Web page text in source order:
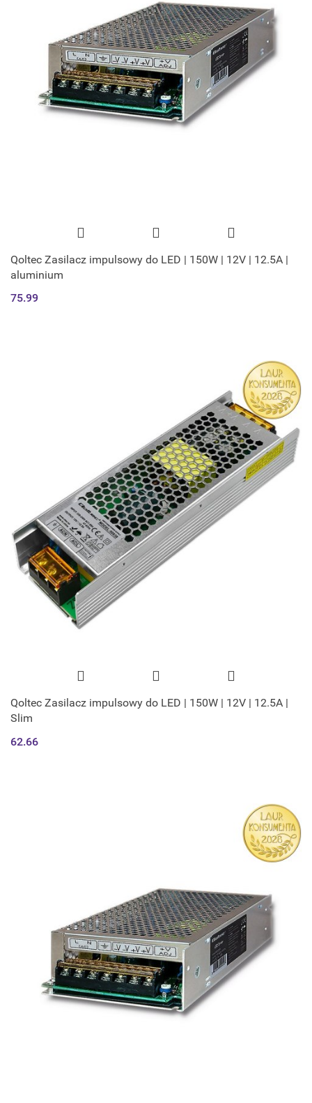
Qoltec Zasilacz impulsowy do LED | 150W | 12V | 12.5A |
aluminium
75.99
Qoltec Zasilacz impulsowy do LED | 150W | 12V | 12.5A |
Slim
62.66